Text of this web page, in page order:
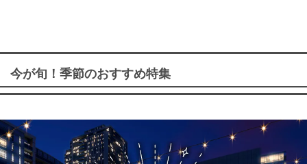
今が旬！季節のおすすめ特集